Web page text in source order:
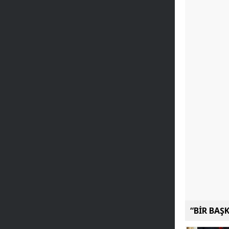
“BİR